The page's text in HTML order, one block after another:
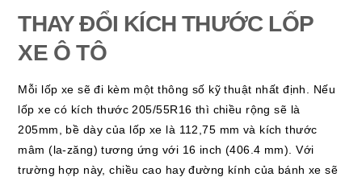
THAY ĐỔI KÍCH THƯỚC LỐP
XE Ô TÔ
Mỗi lốp xe sẽ đi kèm một thông số kỹ thuật nhất định. Nếu
lốp xe có kích thước 205/55R16 thì chiều rộng sẽ là
205mm, bề dày của lốp xe là 112,75 mm và kích thước
mâm (la-zăng) tương ứng với 16 inch (406.4 mm). Với
trường hợp này, chiều cao hay đường kính của bánh xe sẽ